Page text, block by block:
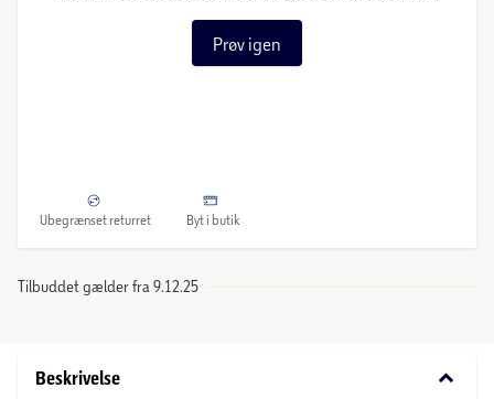
Prøv igen
Ubegrænset returret Byt i butik
Tilbuddet gælder fra 9.12.25
Beskrivelse keyboard_arrow_down